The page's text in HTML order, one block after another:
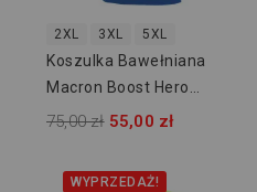
2XL 3XL 5XL
Koszulka Bawełniana
Macron Boost Hero
918703
75,00 zł 55,00 zł
WYPRZEDAŻ!